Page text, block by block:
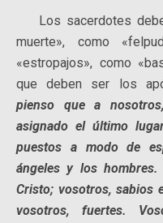
Los sacerdotes
muerte», como
«estropajos», como
que deben ser los
pienso que a
asignado el último
puestos a modo de
ángeles y los
Cristo; vosotros, sabios
vosotros, fuertes.